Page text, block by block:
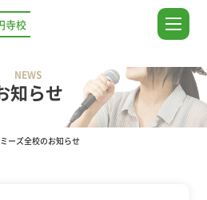
寺校
NEWS
知らせ
ーズ全校のお知らせ